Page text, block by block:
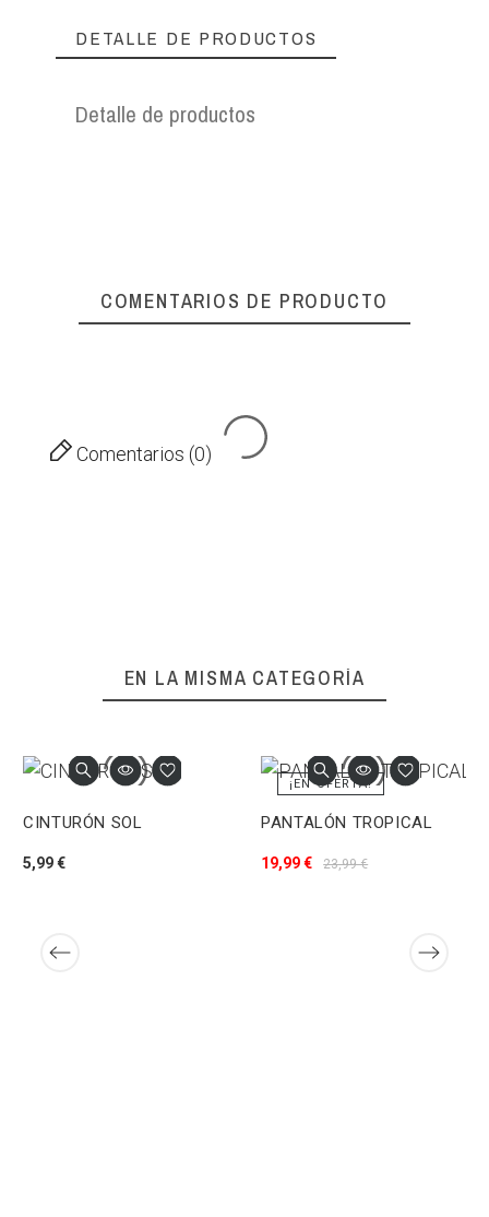
DETALLE DE PRODUCTOS
Detalle de productos
COMENTARIOS DE PRODUCTO
Comentarios (0)
EN LA MISMA CATEGORÍA
CINTURÓN SOL
5,99 €
PANTALÓN TROPICAL
23,99 €
19,99 €
¡EN OFERTA!